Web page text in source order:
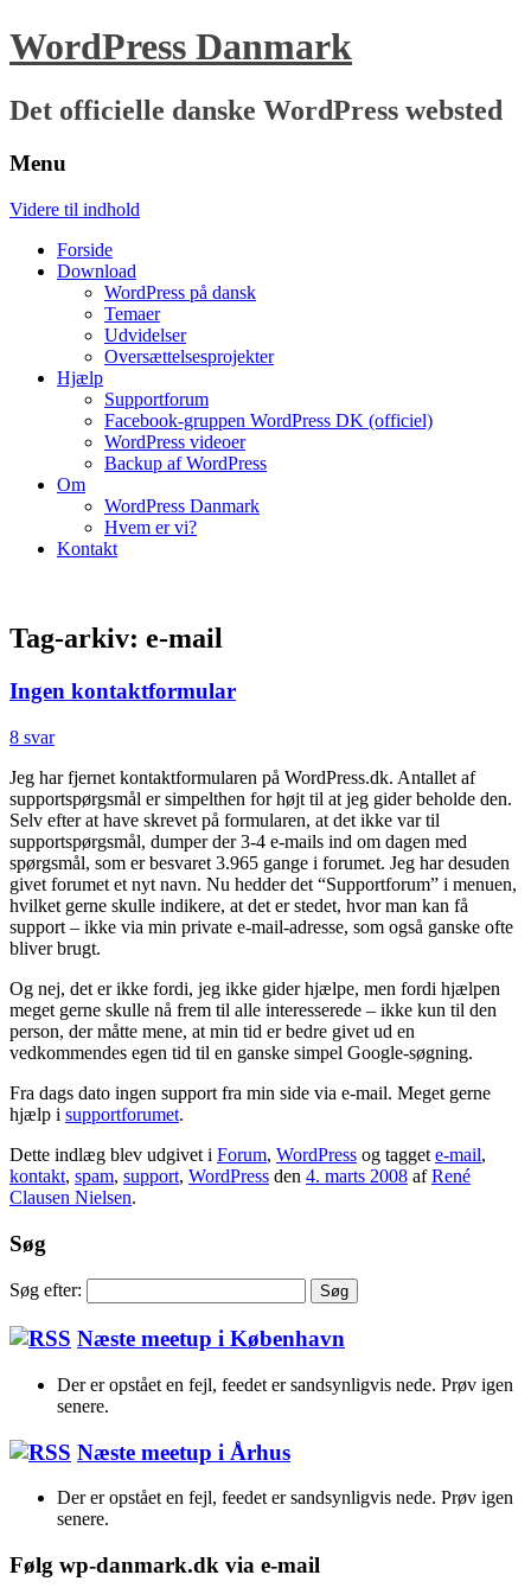
WordPress Danmark
Det officielle danske WordPress websted
Menu
Videre til indhold
Forside
Download
WordPress på dansk
Temaer
Udvidelser
Oversættelsesprojekter
Hjælp
Supportforum
Facebook-gruppen WordPress DK (officiel)
WordPress videoer
Backup af WordPress
Om
WordPress Danmark
Hvem er vi?
Kontakt
Tag-arkiv: e-mail
Ingen kontaktformular
8 svar
Jeg har fjernet kontaktformularen på WordPress.dk. Antallet af
supportspørgsmål er simpelthen for højt til at jeg gider beholde den.
Selv efter at have skrevet på formularen, at det ikke var til
supportspørgsmål, dumper der 3-4 e-mails ind om dagen med
spørgsmål, som er besvaret 3.965 gange i forumet. Jeg har desuden
givet forumet et nyt navn. Nu hedder det “Supportforum” i menuen,
hvilket gerne skulle indikere, at det er stedet, hvor man kan få
support – ikke via min private e-mail-adresse, som også ganske ofte
bliver brugt.
Og nej, det er ikke fordi, jeg ikke gider hjælpe, men fordi hjælpen
meget gerne skulle nå frem til alle interesserede – ikke kun til den
person, der måtte mene, at min tid er bedre givet ud en
vedkommendes egen tid til en ganske simpel Google-søgning.
Fra dags dato ingen support fra min side via e-mail. Meget gerne
hjælp i supportforumet.
Dette indlæg blev udgivet i Forum, WordPress og tagget e-mail,
kontakt, spam, support, WordPress den 4. marts 2008 afRené
Clausen Nielsen.
Søg
Søg efter:
Næste meetup i København
Der er opstået en fejl, feedet er sandsynligvis nede. Prøv igen
senere.
Næste meetup i Århus
Der er opstået en fejl, feedet er sandsynligvis nede. Prøv igen
senere.
Følg wp-danmark.dk via e-mail